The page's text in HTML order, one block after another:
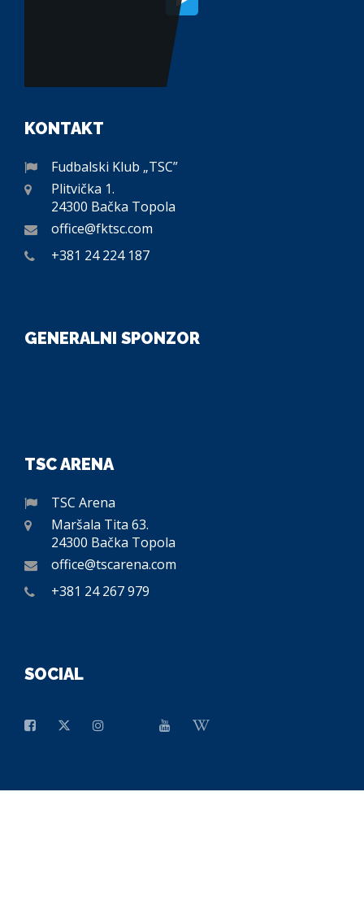
KONTAKT
Fudbalski Klub „TSC”
Plitvička 1.
24300 Bačka Topola
office@fktsc.com
+381 24 224 187
GENERALNI SPONZOR
TSC ARENA
TSC Arena
Maršala Tita 63.
24300 Bačka Topola
office@tscarena.com
+381 24 267 979
SOCIAL